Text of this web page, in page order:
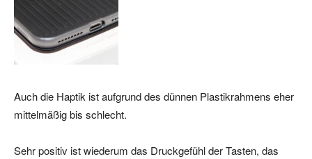
Auch die Haptik ist aufgrund des dünnen Plastikrahmens eher
mittelmäßig bis schlecht.
Sehr positiv ist wiederum das Druckgefühl der Tasten, das